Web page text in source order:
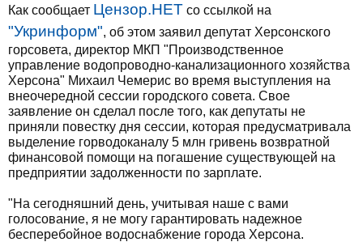
Как сообщает Цензор.НЕТ со ссылкой на
"Укринформ", об этом заявил депутат Херсонского
горсовета, директор МКП "Производственное
управление водопроводно-канализационного хозяйства
Херсона" Михаил Чемерис во время выступления на
внеочередной сессии городского совета. Свое
заявление он сделал после того, как депутаты не
приняли повестку дня сессии, которая предусматривала
выделение горводоканалу 5 млн гривень возвратной
финансовой помощи на погашение существующей на
предприятии задолженности по зарплате.
"На сегодняшний день, учитывая наше с вами
голосование, я не могу гарантировать надежное
бесперебойное водоснабжение города Херсона.